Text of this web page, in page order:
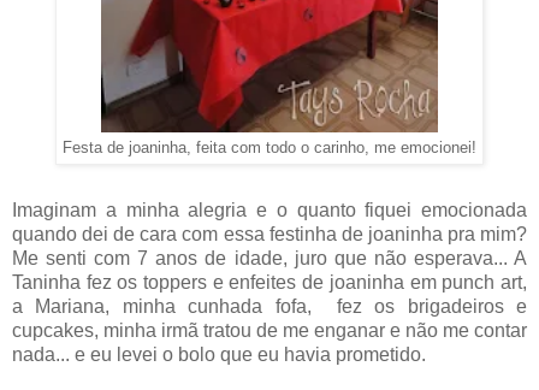
Festa de joaninha, feita com todo o carinho, me emocionei!
Imaginam a minha alegria e o quanto fiquei emocionada
quando dei de cara com essa festinha de joaninha pra mim?
Me senti com 7 anos de idade, juro que não esperava... A
Taninha fez os toppers e enfeites de joaninha em punch art,
a Mariana, minha cunhada fofa, fez os brigadeiros e
cupcakes, minha irmã tratou de me enganar e não me contar
nada... e eu levei o bolo que eu havia prometido.